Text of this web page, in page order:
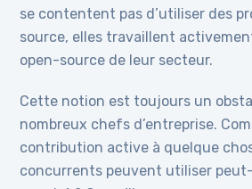
se contentent pas d’utiliser des
source, elles travaillent
open-source de leur secteur.
Cette notion est toujours un
nombreux chefs d’entreprise.
contribution active à quelque
concurrents peuvent utiliser